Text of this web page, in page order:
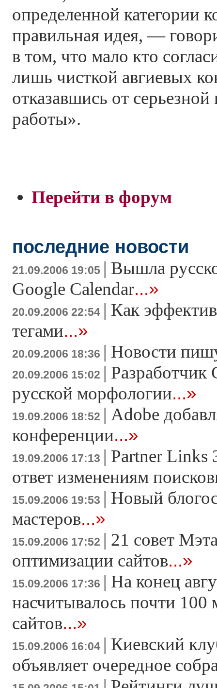
определенной категории
правильная идея, —
в том, что мало кто
лишь чисткой авгиевых
отказавшись от серьезной
работы».
Перейти в форум
последние новости
21.09.2006 19:05 | Вышла
Google Calendar...»
20.09.2006 22:54 | Как
тегами...»
20.09.2006 18:36 | Новости
20.09.2006 15:02 | Разработчик
русской морфологии...»
19.09.2006 18:52 | Adobe
конференции...»
19.09.2006 17:13 | Partner Links
ответ изменениям
15.09.2006 19:53 | Новый
мастеров...»
15.09.2006 17:52 | 21 совет
оптимизации сайтов...»
15.09.2006 17:36 | На конец
насчитывалось почти 100
сайтов...»
15.09.2006 16:04 | Киевский
объявляет очередное